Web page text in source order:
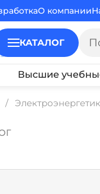
О компании
КАТАЛОГ
Высшие